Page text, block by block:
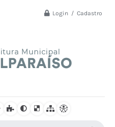
Login / Cadastro